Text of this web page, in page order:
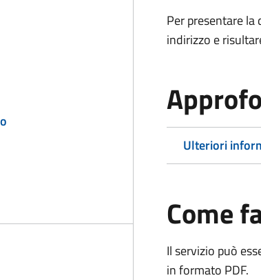
Per presentare
indirizzo e
Ulteriori
Come
Il servizio può
in formato PDF.